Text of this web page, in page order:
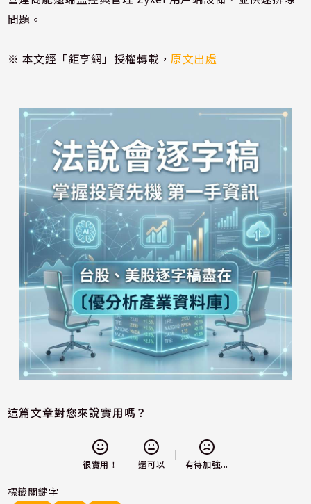
問題。
※ 本文經「鉅亨網」授權轉載，原文出處
這篇文章對您來說實用嗎？
很實用！ 還可以 有待加強...
標籤關鍵字